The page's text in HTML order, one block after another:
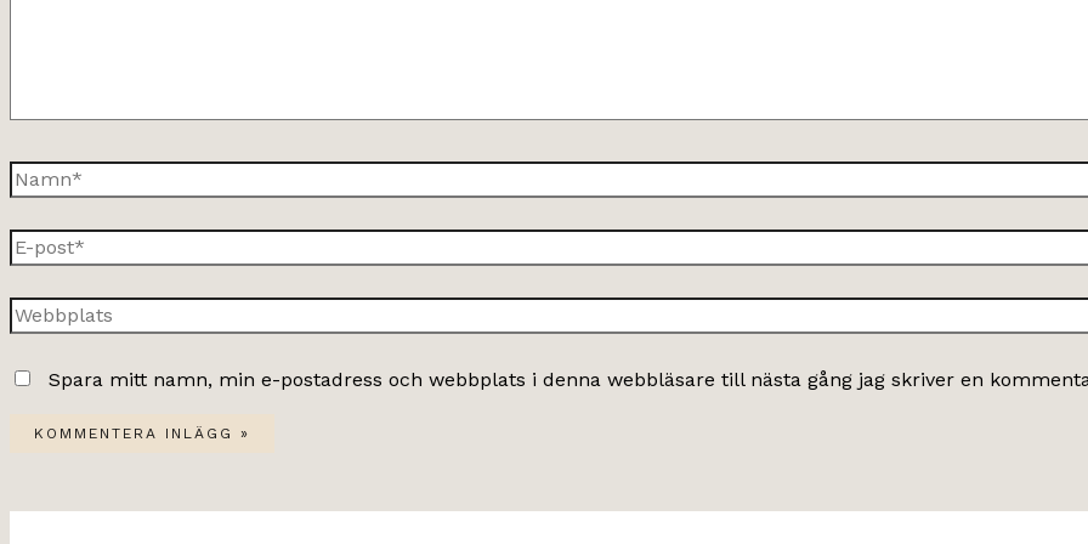
Namn*
E-
post*
Webbplats
Spara mitt namn, min e-postadress och webbplats i denna webbläsare till nästa gång jag skriver en